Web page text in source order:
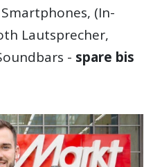
(In-
Lautsprecher,
- spare bis